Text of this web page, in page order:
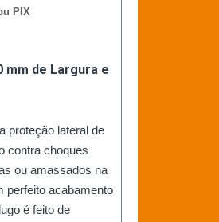
PIX
mm de Largura e
proteção lateral de
contra choques
ou amassados na
perfeito acabamento
é feito de